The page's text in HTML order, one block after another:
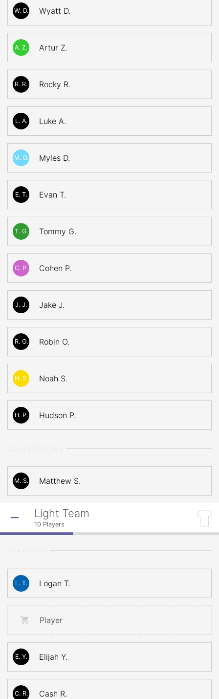
W. D. Wyatt D.
A. Z. Artur Z.
R. R. Rocky R.
L. A. Luke A.
M. D. Myles D.
E. T. Evan T.
T. G. Tommy G.
C. P. Cohen P.
J. J. Jake J.
R. O. Robin O.
N. S. Noah S.
H. P. Hudson P.
M. S. Matthew S.
Light Team
10 Players
L. T. Logan T.
Player
E. Y. Elijah Y.
C. R. Cash R.